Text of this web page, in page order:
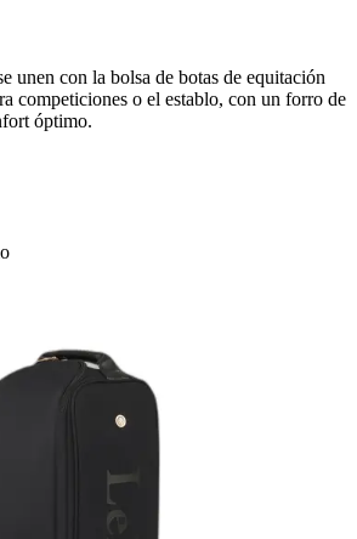
unen con la bolsa de botas de equitación
competiciones o el establo, con un forro de
óptimo.